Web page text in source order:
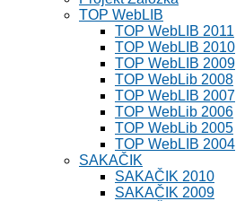
TOP WebLIB
TOP WebLIB 2011
TOP WebLIB 2010
TOP WebLIB 2009
TOP WebLib 2008
TOP WebLIB 2007
TOP WebLib 2006
TOP WebLib 2005
TOP WebLIB 2004
SAKAČIK
SAKAČIK 2010
SAKAČIK 2009